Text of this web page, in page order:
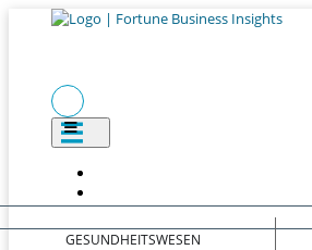
GESUNDHEITSWESEN